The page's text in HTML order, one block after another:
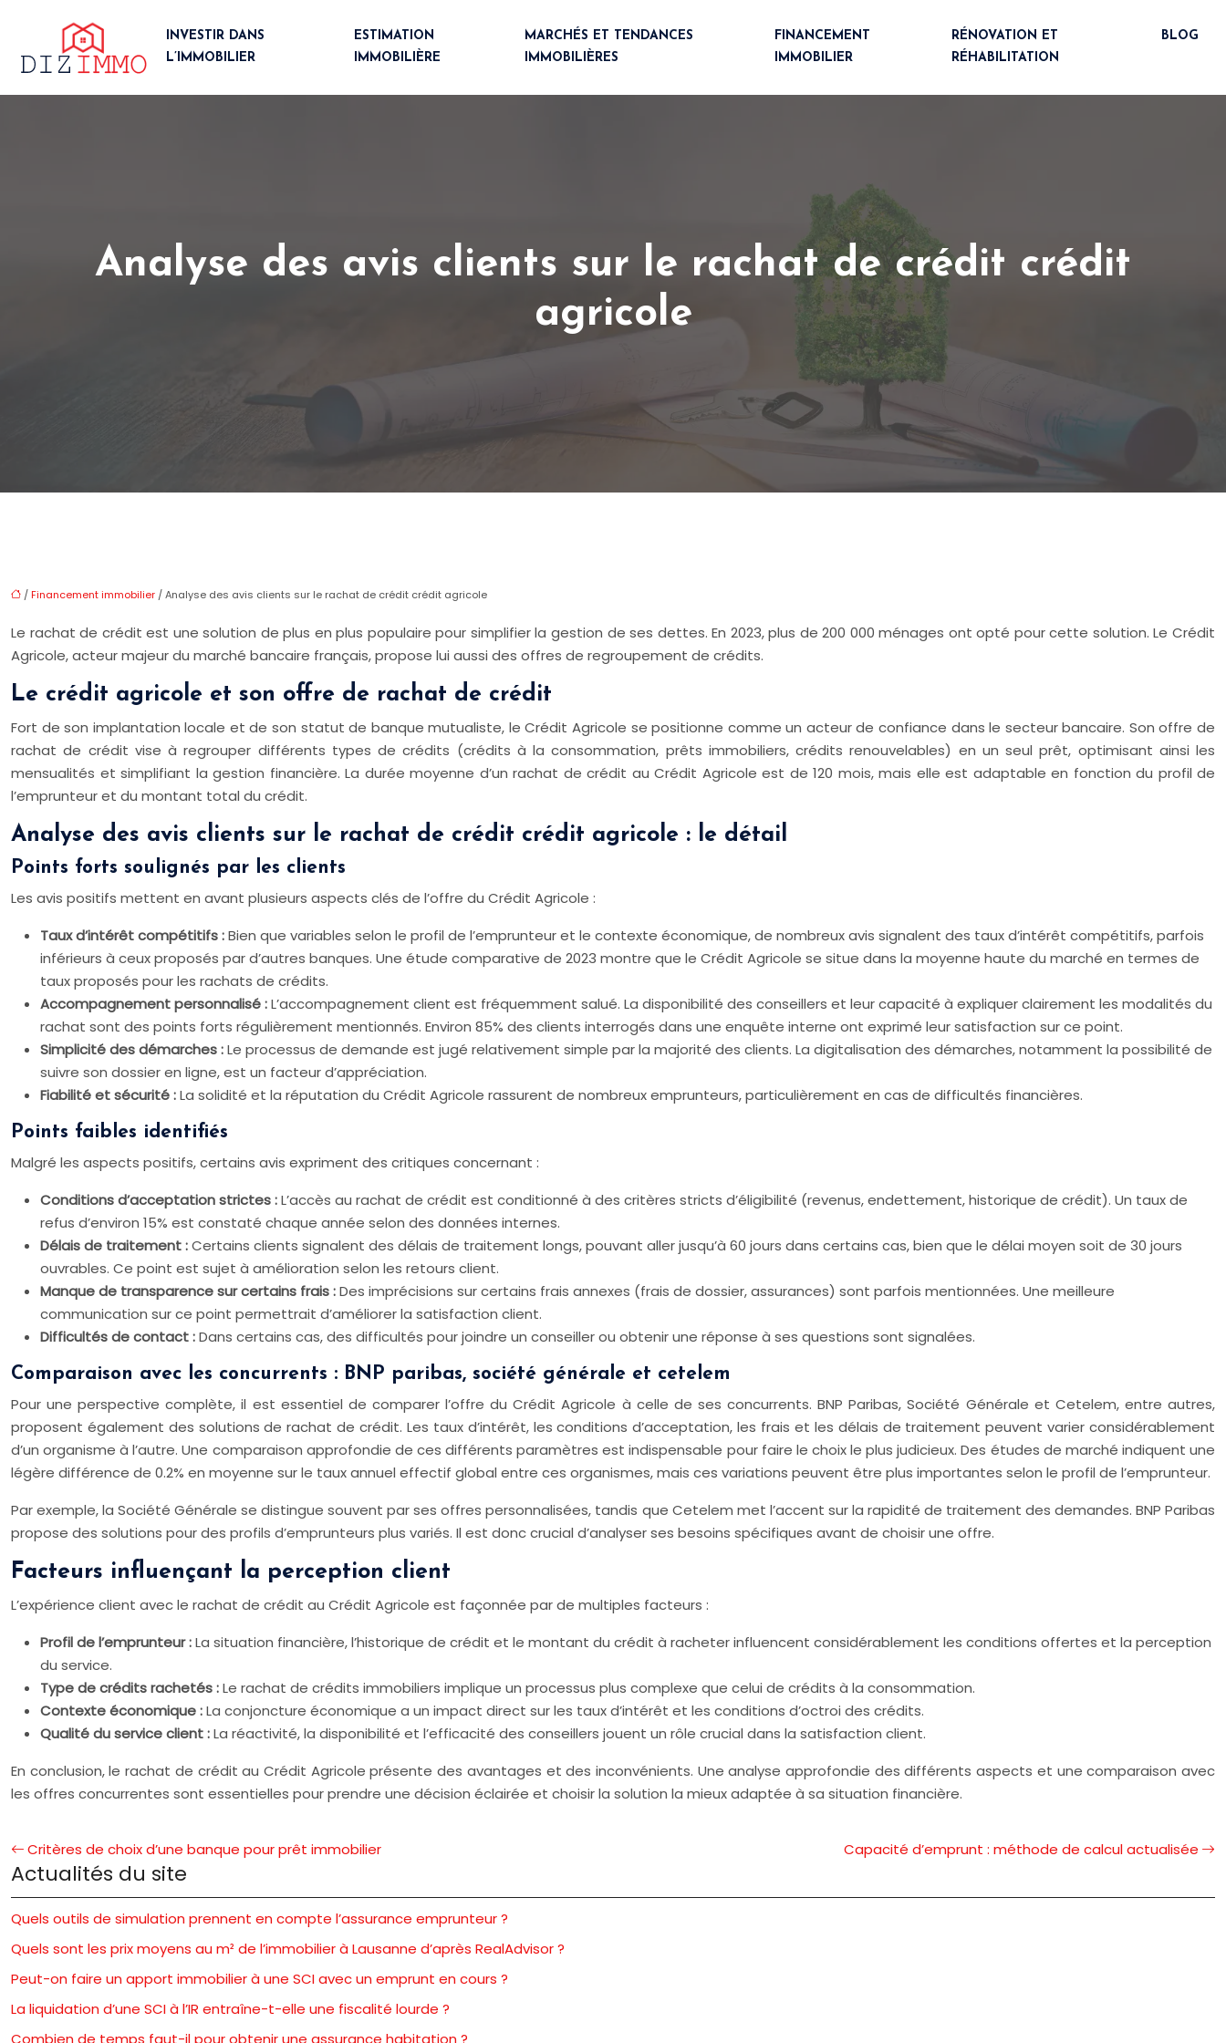
INVESTIR DANS
L’IMMOBILIER
ESTIMATION
IMMOBILIÈRE
MARCHÉS ET TENDANCES
IMMOBILIÈRES
FINANCEMENT
IMMOBILIER
RÉNOVATION ET
RÉHABILITATION
BLOG
Analyse des avis clients sur le rachat de crédit crédit
agricole
/ Financement immobilier / Analyse des avis clients sur le rachat de crédit crédit agricole
Le rachat de crédit est une solution de plus en plus populaire pour simplifier la gestion de ses dettes. En 2023, plus de 200 000 ménages ont opté pour cette solution. Le Crédit
Agricole, acteur majeur du marché bancaire français, propose lui aussi des offres de regroupement de crédits.
Le crédit agricole et son offre de rachat de crédit
Fort de son implantation locale et de son statut de banque mutualiste, le Crédit Agricole se positionne comme un acteur de confiance dans le secteur bancaire. Son offre de
rachat de crédit vise à regrouper différents types de crédits (crédits à la consommation, prêts immobiliers, crédits renouvelables) en un seul prêt, optimisant ainsi les
mensualités et simplifiant la gestion financière. La durée moyenne d’un rachat de crédit au Crédit Agricole est de 120 mois, mais elle est adaptable en fonction du profil de
l’emprunteur et du montant total du crédit.
Analyse des avis clients sur le rachat de crédit crédit agricole : le détail
Points forts soulignés par les clients
Les avis positifs mettent en avant plusieurs aspects clés de l’offre du Crédit Agricole :
Taux d’intérêt compétitifs :Bien que variables selon le profil de l’emprunteur et le contexte économique, de nombreux avis signalent des taux d’intérêt compétitifs, parfois
inférieurs à ceux proposés par d’autres banques. Une étude comparative de 2023 montre que le Crédit Agricole se situe dans la moyenne haute du marché en termes de
taux proposés pour les rachats de crédits.
Accompagnement personnalisé :L’accompagnement client est fréquemment salué. La disponibilité des conseillers et leur capacité à expliquer clairement les modalités du
rachat sont des points forts régulièrement mentionnés. Environ 85% des clients interrogés dans une enquête interne ont exprimé leur satisfaction sur ce point.
Simplicité des démarches :Le processus de demande est jugé relativement simple par la majorité des clients. La digitalisation des démarches, notamment la possibilité de
suivre son dossier en ligne, est un facteur d’appréciation.
Fiabilité et sécurité :La solidité et la réputation du Crédit Agricole rassurent de nombreux emprunteurs, particulièrement en cas de difficultés financières.
Points faibles identifiés
Malgré les aspects positifs, certains avis expriment des critiques concernant :
Conditions d’acceptation strictes :L’accès au rachat de crédit est conditionné à des critères stricts d’éligibilité (revenus, endettement, historique de crédit). Un taux de
refus d’environ 15% est constaté chaque année selon des données internes.
Délais de traitement :Certains clients signalent des délais de traitement longs, pouvant aller jusqu’à 60 jours dans certains cas, bien que le délai moyen soit de 30 jours
ouvrables. Ce point est sujet à amélioration selon les retours client.
Manque de transparence sur certains frais :Des imprécisions sur certains frais annexes (frais de dossier, assurances) sont parfois mentionnées. Une meilleure
communication sur ce point permettrait d’améliorer la satisfaction client.
Difficultés de contact :Dans certains cas, des difficultés pour joindre un conseiller ou obtenir une réponse à ses questions sont signalées.
Comparaison avec les concurrents : BNP paribas, société générale et cetelem
Pour une perspective complète, il est essentiel de comparer l’offre du Crédit Agricole à celle de ses concurrents. BNP Paribas, Société Générale et Cetelem, entre autres,
proposent également des solutions de rachat de crédit. Les taux d’intérêt, les conditions d’acceptation, les frais et les délais de traitement peuvent varier considérablement
d’un organisme à l’autre. Une comparaison approfondie de ces différents paramètres est indispensable pour faire le choix le plus judicieux. Des études de marché indiquent une
légère différence de 0.2% en moyenne sur le taux annuel effectif global entre ces organismes, mais ces variations peuvent être plus importantes selon le profil de l’emprunteur.
Par exemple, la Société Générale se distingue souvent par ses offres personnalisées, tandis que Cetelem met l’accent sur la rapidité de traitement des demandes. BNP Paribas
propose des solutions pour des profils d’emprunteurs plus variés. Il est donc crucial d’analyser ses besoins spécifiques avant de choisir une offre.
Facteurs influençant la perception client
L’expérience client avec le rachat de crédit au Crédit Agricole est façonnée par de multiples facteurs :
Profil de l’emprunteur :La situation financière, l’historique de crédit et le montant du crédit à racheter influencent considérablement les conditions offertes et la perception
du service.
Type de crédits rachetés :Le rachat de crédits immobiliers implique un processus plus complexe que celui de crédits à la consommation.
Contexte économique :La conjoncture économique a un impact direct sur les taux d’intérêt et les conditions d’octroi des crédits.
Qualité du service client :La réactivité, la disponibilité et l’efficacité des conseillers jouent un rôle crucial dans la satisfaction client.
En conclusion, le rachat de crédit au Crédit Agricole présente des avantages et des inconvénients. Une analyse approfondie des différents aspects et une comparaison avec
les offres concurrentes sont essentielles pour prendre une décision éclairée et choisir la solution la mieux adaptée à sa situation financière.
Critères de choix d’une banque pour prêt immobilier Capacité d’emprunt : méthode de calcul actualisée
Actualités du site
Quels outils de simulation prennent en compte l’assurance emprunteur ?
Quels sont les prix moyens au m² de l’immobilier à Lausanne d’après RealAdvisor ?
Peut-on faire un apport immobilier à une SCI avec un emprunt en cours ?
La liquidation d’une SCI à l’IR entraîne-t-elle une fiscalité lourde ?
Combien de temps faut-il pour obtenir une assurance habitation ?